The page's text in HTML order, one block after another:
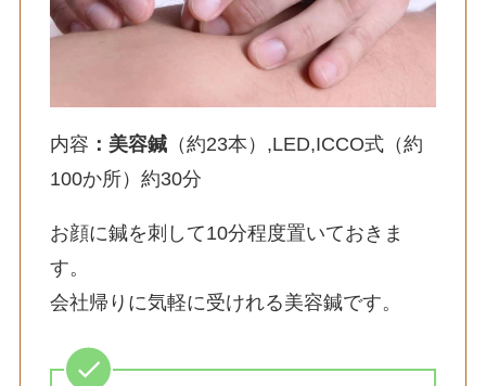
内容 ：美容鍼（約23本）,LED,ICCO式（約
100か所）約30分
お顔に鍼を刺して10分程度置いておきま
す。
会社帰りに気軽に受けれる美容鍼です。